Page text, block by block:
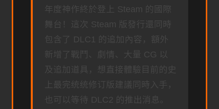
年度神作終於登上 Steam 的國際
舞台！這次 Steam 版發行還同時
包含了 DLC1 的追加內容，額外
新增了戰鬥、劇情、大量 CG 以
及追加道具，想直接體驗目前的史
上最完统统修订版建議同時入手，
也可以等待 DLC2 的推出消息。